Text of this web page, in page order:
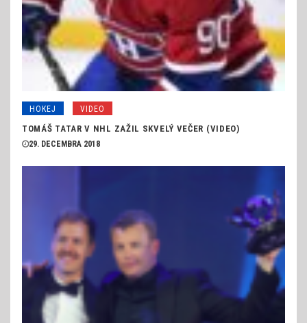
HOKEJ VIDEO
TOMÁŠ TATAR V NHL ZAŽIL SKVELÝ VEČER (VIDEO)
29. DECEMBRA 2018